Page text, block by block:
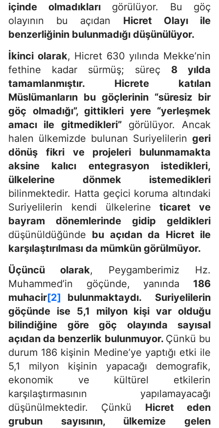
içinde olmadıklarıgörülüyor. Bu göç
olayının bu açıdan Hicret Olayı ile
benzerliğinin bulunmadığı düşünülüyor.
İkinci olarak, Hicret 630 yılında Mekke’nin
fethine kadar sürmüş; süreç 8 yılda
tamamlanmıştır. Hicrete katılan
Müslümanların bu göçlerinin “süresiz bir
göç olmadığı”, gittikleri yere “yerleşmek
amacı ile gitmedikleri”görülüyor. Ancak
halen ülkemizde bulunan Suriyelilerin geri
dönüş fikri ve projeleri bulunmamakta
aksine kalıcı entegrasyon istedikleri,
ülkelerine dönmek istemedikleri
bilinmektedir. Hatta geçici koruma altındaki
Suriyelilerin kendi ülkelerineticaret ve
bayram dönemlerinde gidip geldikleri
düşünüldüğünde bu açıdan da Hicret ile
karşılaştırılması da mümkün görülmüyor.
Üçüncü olarak, Peygamberimiz Hz.
Muhammed’in göçünde, yanında 186
muhacir[2] bulunmaktaydı.
Suriyelilerin
göçünde ise 5,1 milyon kişi var olduğu
bilindiğine göre göç olayında sayısal
açıdan da benzerlik bulunmuyor. Çünkü bu
durum 186 kişinin Medine’ye yaptığı etki ile
5,1 milyon kişinin yapacağı demografik,
ekonomik ve kültürel etkilerin
karşılaştırmasının yapılamayacağı
düşünülmektedir. Çünkü Hicret eden
grubun sayısının, ülkemize gelen